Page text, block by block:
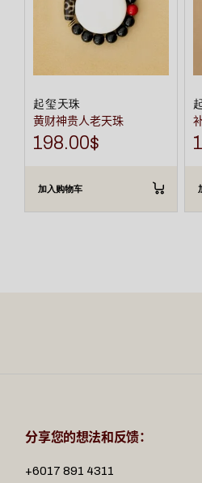
起玺天珠
黄财神贵人老天珠
198.00$
加入购物车
分享您的想法和反馈：
+6017 891 4311